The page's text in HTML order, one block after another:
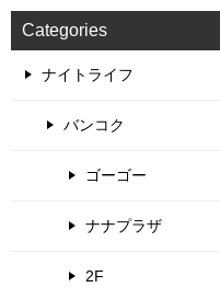
Categories
ナイトライフ
バンコク
ゴーゴー
ナナプラザ
2F